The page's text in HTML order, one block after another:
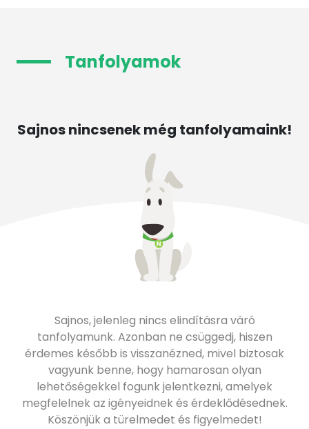
Tanfolyamok
Sajnos nincsenek még tanfolyamaink!
Sajnos, jelenleg nincs elindításra váró
tanfolyamunk. Azonban ne csüggedj, hiszen
érdemes később is visszanézned, mivel biztosak
vagyunk benne, hogy hamarosan olyan
lehetőségekkel fogunk jelentkezni, amelyek
megfelelnek az igényeidnek és érdeklődésednek.
Köszönjük a türelmedet és figyelmedet!